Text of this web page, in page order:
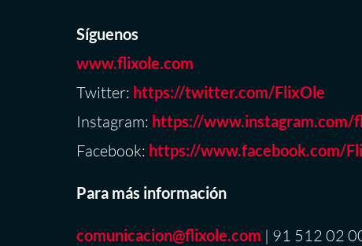
Síguenos
www.flixole.com
Twitter: https://twitter.com/FlixOle
Instagram: https://www.instagram.com/
Facebook: https://www.facebook.com/
Para más información
comunicacion@flixole.com | 91 512 02